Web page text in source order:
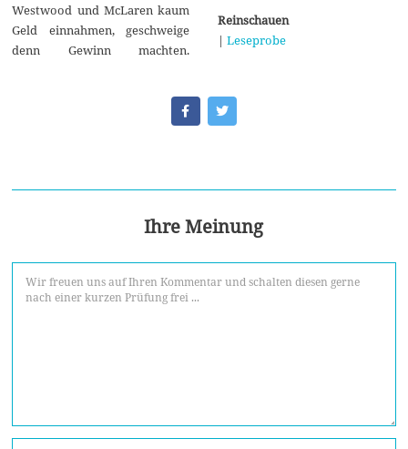
Westwood und McLaren kaum
Geld einnahmen, geschweige
denn Gewinn machten.
Reinschauen
| Leseprobe
Ihre Meinung